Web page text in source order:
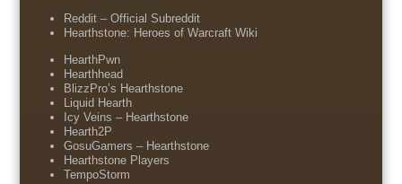
Reddit – Official Subreddit
Hearthstone: Heroes of Warcraft Wiki
HearthPwn
Hearthhead
BlizzPro’s Hearthstone
Liquid Hearth
Icy Veins – Hearthstone
Hearth2P
GosuGamers – Hearthstone
Hearthstone Players
TempoStorm